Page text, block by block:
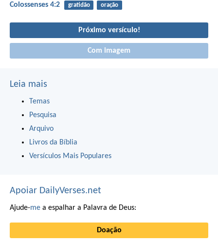
Colossenses 4:2 gratidão oração
Próximo versículo!
Com imagem
Leia mais
Temas
Pesquisa
Arquivo
Livros da Bíblia
Versículos Mais Populares
Apoiar DailyVerses.net
Ajude-me a espalhar a Palavra de Deus:
Doação